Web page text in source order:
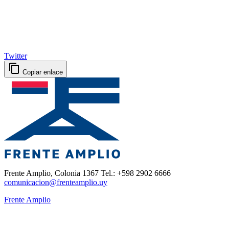
Twitter
Copiar enlace
Frente Amplio, Colonia 1367 Tel.: +598 2902 6666
comunicacion@frenteamplio.uy
Frente Amplio